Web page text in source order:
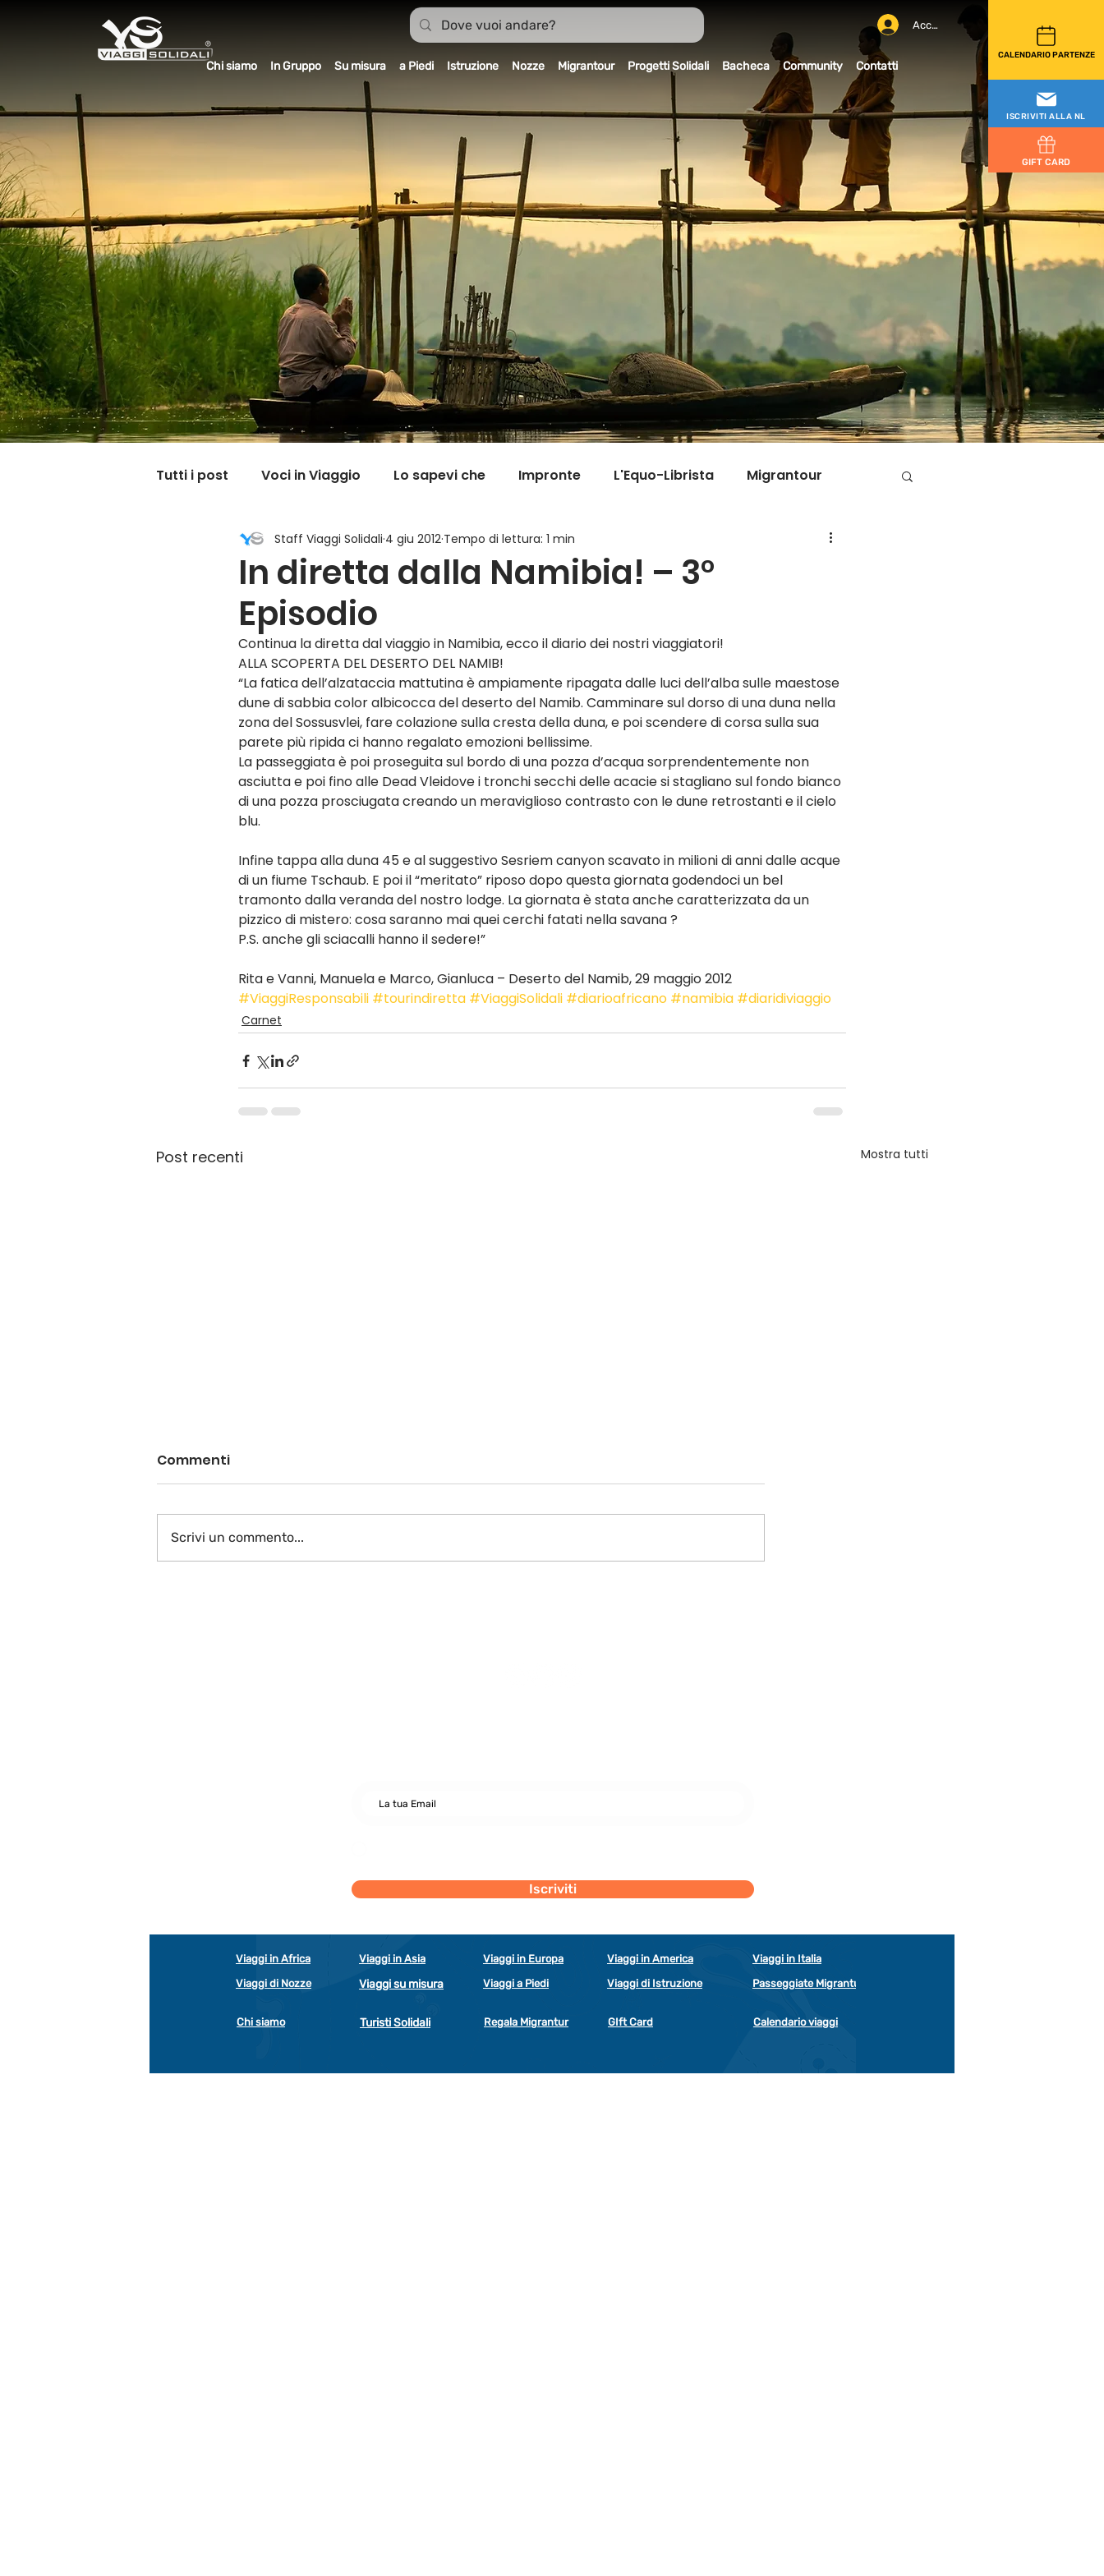
CALENDARIO PARTENZE
Accedi
ISCRIVITI ALLA NL
GIFT CARD
Chi siamo In Gruppo Su misura a Piedi Istruzione Nozze Migrantour Progetti Solidali Bacheca Community Contatti
Tutti i post Voci in Viaggio Lo sapevi che Impronte L'Equo-Librista Migrantour
Dicono di noi Carnet Good News I Viaggi della Tarta
Il mondo @ casa mia Il mondo fuori mi aspetta
In diretta dalla Namibia! – 3°
Episodio
Staff Viaggi Solidali 4 giu 2012 Tempo di lettura: 1 min
Continua la diretta dal viaggio in Namibia, ecco il diario dei nostri viaggiatori!
ALLA SCOPERTA DEL DESERTO DEL NAMIB!
“La fatica dell’alzataccia mattutina è ampiamente ripagata dalle luci dell’alba sulle maestose
dune di sabbia color albicocca del deserto del Namib. Camminare sul dorso di una duna nella
zona del Sossusvlei, fare colazione sulla cresta della duna, e poi scendere di corsa sulla sua
parete più ripida ci hanno regalato emozioni bellissime.
La passeggiata è poi proseguita sul bordo di una pozza d’acqua sorprendentemente non
asciutta e poi fino alle Dead Vleidove i tronchi secchi delle acacie si stagliano sul fondo bianco
di una pozza prosciugata creando un meraviglioso contrasto con le dune retrostanti e il cielo
blu.
Infine tappa alla duna 45 e al suggestivo Sesriem canyon scavato in milioni di anni dalle acque
di un fiume Tschaub. E poi il “meritato” riposo dopo questa giornata godendoci un bel
tramonto dalla veranda del nostro lodge. La giornata è stata anche caratterizzata da un
pizzico di mistero: cosa saranno mai quei cerchi fatati nella savana ?
P.S. anche gli sciacalli hanno il sedere!”
Rita e Vanni, Manuela e Marco, Gianluca – Deserto del Namib, 29 maggio 2012
#ViaggiResponsabili #tourindiretta #ViaggiSolidali #diarioafricano #namibia #diaridiviaggio
Carnet
Post recenti Mostra tutti
Commenti
Scrivi un commento...
Iscriviti
Viaggi in Africa Viaggi in Asia Viaggi in Europa Viaggi in America
Viaggi in Italia
Viaggi di Nozze
Viaggi su misura Viaggi a Piedi Viaggi di Istruzione Passeggiate Migrantur
Chi siamo Turisti Solidali Regala Migrantur GIft Card Calendario viaggi